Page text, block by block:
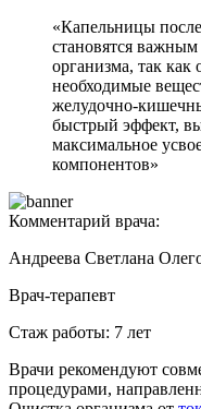
«Капельницы
становятся
организма, так как
необходимые
желудочно-
быстрый эффект,
максимальное
компонентов»
Комментарий врача:
Андреева Светлана
Врач-терапевт
Стаж работы: 7 лет
Врачи рекомендуют
процедурами,